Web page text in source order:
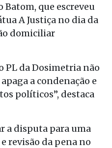
Batom, que escreveu
A Justiça no dia da
domiciliar
PL da Dosimetria não
a condenação e
políticos”, destaca
a disputa para uma
revisão da pena no